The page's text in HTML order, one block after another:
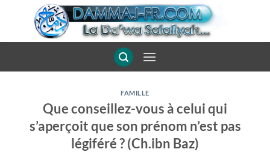
FAMILLE
Que conseillez-vous à celui qui
s’aperçoit que son prénom n’est pas
légiféré ? (Ch.ibn Baz)